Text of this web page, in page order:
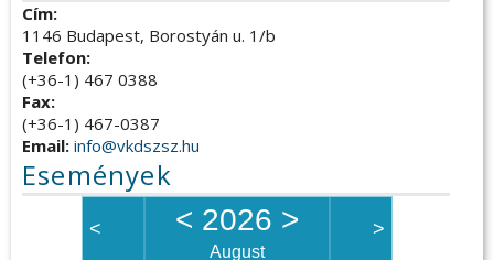
Cím:
1146 Budapest, Borostyán u. 1/b
Telefon:
(+36-1) 467 0388
Fax:
(+36-1) 467-0387
Email: info@vkdszsz.hu
Események
< < 2026 >
August
>